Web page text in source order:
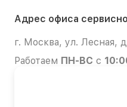
Адрес офиса
г. Москва, ул. Лесная,
Работаем ПН-ВС с